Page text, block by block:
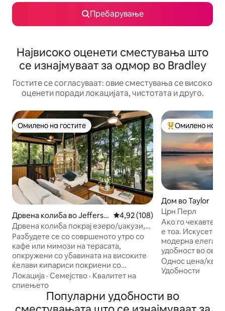
Пребарување
Највисоко оценети сместувања што
се изнајмуваат за одмор во Bradley
Гостите се согласуваат: овие сместувања се високо
оценети поради локацијата, чистотата и друго.
Омилено на гостите
Омилено на гостите
Дрвена колиба во Jefferso
n
Просечна оцена: 4,92 од 5,
4,92 (108)
Дрвена колиба покрај езеро/џакузи,
живописен поглед и полнач за
електрични возила
Разбудете се со совршеното утро со
кафе или мимози на терасата,
опкружени со убавината на високите
ќелави кипариси покриени со
шпански мов, нежно нишајќи се над
мирните води на езерото Кадо Рај
покрај ✔️вода ✔️Погодно за
миленичиња,донесете ги вашите
Локација · Семејство · Квалитет на
спиењето
МеѓуОмилено на
Дом во Taylor
Црн Перл
Ако го чекавте
е тоа. Искусете
модерна елеганција и пријатна
удобност во
покрај езеро
место за одмор
им нудат на
одмор. Идеални
Однос цена/
Удобности
Популарни удобности во